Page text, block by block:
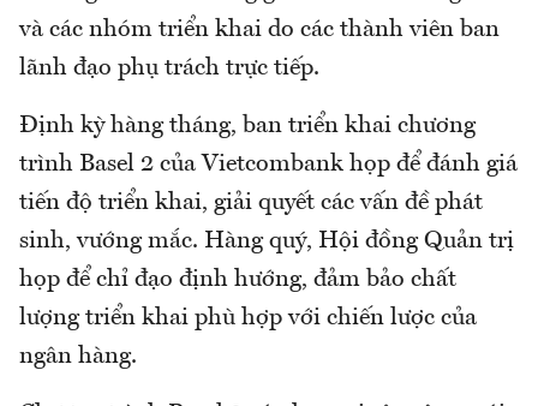
và các nhóm triển khai do các thành viên ban
lãnh đạo phụ trách trực tiếp.
Định kỳ hàng tháng, ban triển khai chương
trình Basel 2 của Vietcombank họp để đánh giá
tiến độ triển khai, giải quyết các vấn đề phát
sinh, vướng mắc. Hàng quý, Hội đồng Quản trị
họp để chỉ đạo định hướng, đảm bảo chất
lượng triển khai phù hợp với chiến lược của
ngân hàng.